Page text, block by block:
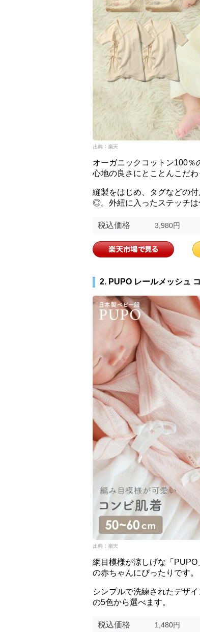
オーガニックコットン100％
心地の良さにとことんこだわ
縫製をはじめ、タグなどの
◎。外紐に入ったステッチは
税込価格 3,980円
2. PUPO レールメッシュ
網目模様が涼しげな「
の赤ちゃんにぴったりです。
シンプルで洗練されたデザ
の5色から選べます。
税込価格 1,480円